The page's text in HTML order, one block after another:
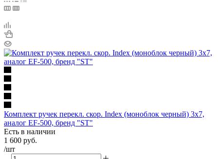
Комплект ручек перекл. скор. Index (моноблок черный) 3х7,
аналог EF-500, бренд "ST"
Есть в наличии
1 600 руб.
/шт